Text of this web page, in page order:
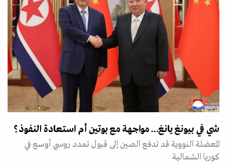
أ ف ب
شي في بيونغ يانغ… مواجهة مع بوتين أم استعادة النفوذ؟
المعضلة النووية قد تدفع الصين إلى قبول تمدد روسي أوسع في
كوريا الشمالية